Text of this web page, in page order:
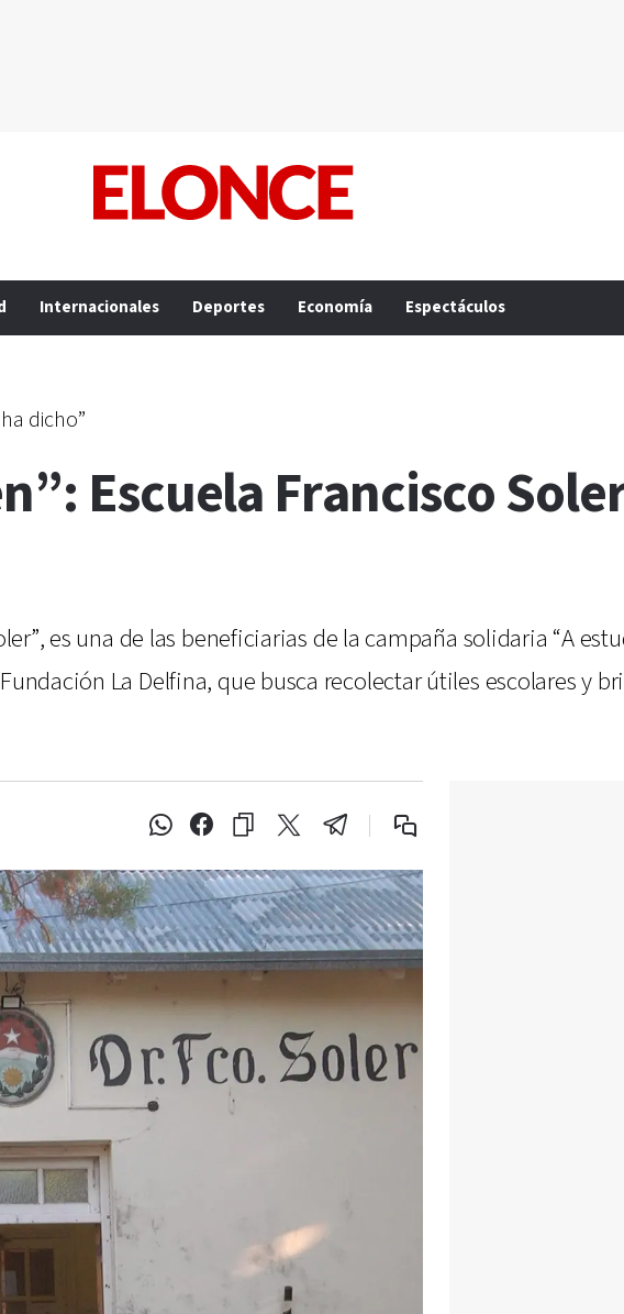
Internacionales Deportes Economía Espectáculos
dicho”
Escuela Francisco
es una de las beneficiarias de la campaña solidaria “A
La Delfina, que busca recolectar útiles escolares y